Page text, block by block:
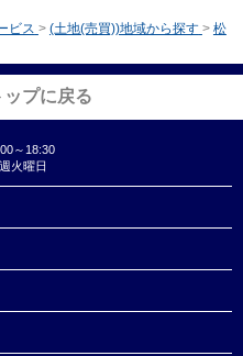
ビス > (土地(売買))地域から探す > 松
プに戻る
～18:30
火曜日